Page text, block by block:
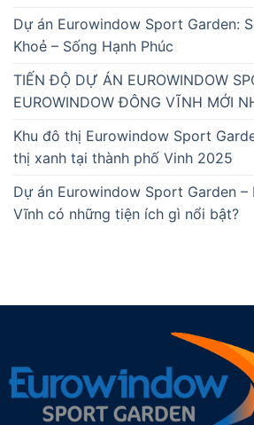
Dự án Eurowindow Sport Garden:
Khoẻ – Sống Hạnh Phúc
TIẾN ĐỘ DỰ ÁN EUROWINDOW
EUROWINDOW ĐÔNG VĨNH MỚI
Khu đô thị Eurowindow Sport
thị xanh tại thành phố Vinh 2025
Dự án Eurowindow Sport Garden
Vĩnh có những tiện ích gì nổi bật?